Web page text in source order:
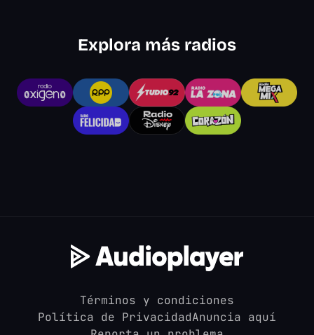
Explora más radios
Términos y condiciones
Política de PrivacidadAnuncia aquí